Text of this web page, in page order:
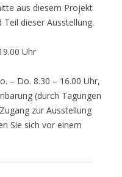
aus diesem Projekt
dieser Ausstellung.
Uhr
– Do. 8.30 – 16.00 Uhr,
(durch Tagungen
zur Ausstellung
Sie sich vor einem